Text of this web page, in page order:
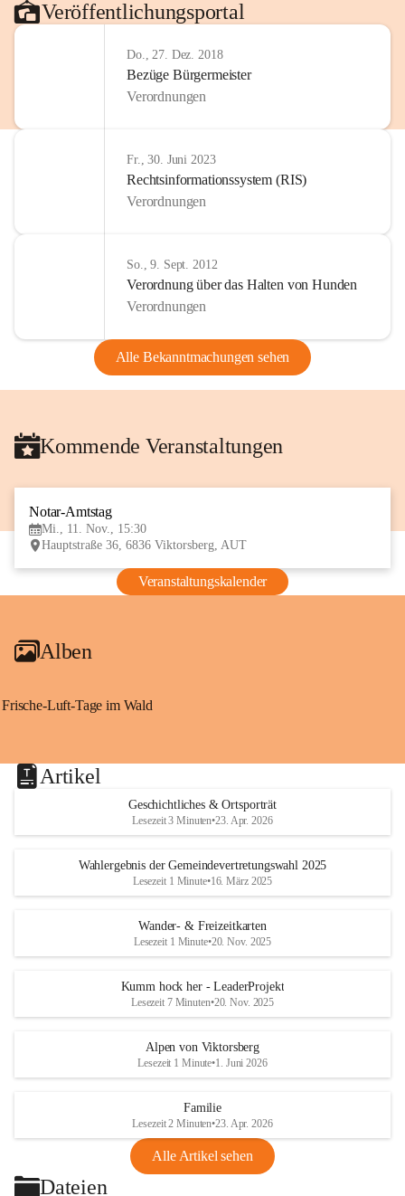
Veröffentlichungsportal
Do., 27. Dez. 2018
Bezüge Bürgermeister
Verordnungen
Fr., 30. Juni 2023
Rechtsinformationssystem (RIS)
Verordnungen
So., 9. Sept. 2012
Verordnung über das Halten von Hunden
Verordnungen
Alle Bekanntmachungen sehen
Kommende Veranstaltungen
Notar-Amtstag
Mi., 11. Nov., 15:30
Hauptstraße 36, 6836 Viktorsberg, AUT
Veranstaltungskalender
Alben
Frische-Luft-Tage im Wald
Artikel
Geschichtliches & Ortsporträt
Lesezeit 3 Minuten•23. Apr. 2026
Wahlergebnis der Gemeindevertretungswahl 2025
Lesezeit 1 Minute•16. März 2025
Wander- & Freizeitkarten
Lesezeit 1 Minute•20. Nov. 2025
Kumm hock her - LeaderProjekt
Lesezeit 7 Minuten•20. Nov. 2025
Alpen von Viktorsberg
Lesezeit 1 Minute•1. Juni 2026
Familie
Lesezeit 2 Minuten•23. Apr. 2026
Alle Artikel sehen
Dateien